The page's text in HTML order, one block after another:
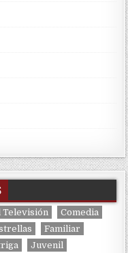
Televisión
Comedia
Familiar
Juvenil